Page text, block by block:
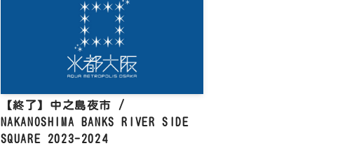
【終了】中之島夜市 /
NAKANOSHIMA BANKS RIVER SIDE
SQUARE 2023-2024